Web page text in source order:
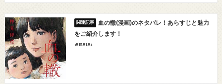
血の轍(漫画)のネタバレ！あらすじと魅力
をご紹介します！
2018.01.02